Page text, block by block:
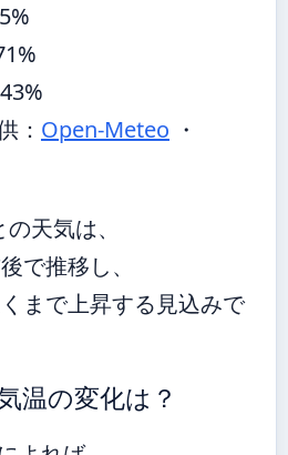
43%
： Open-Meteo ・
天気は、
で推移し、
まで上昇する見込みで
温の変化は？